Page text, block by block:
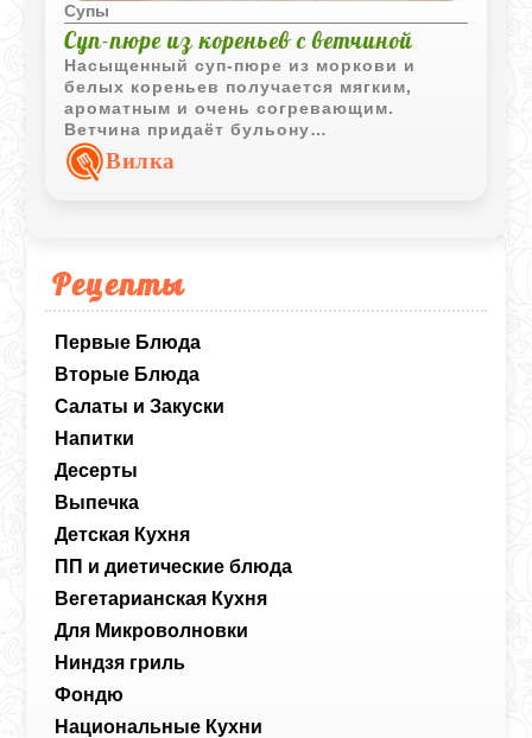
Рецепты
Первые Блюда
Вторые Блюда
Салаты и Закуски
Напитки
Десерты
Выпечка
Детская Кухня
ПП и диетические блюда
Вегетарианская Кухня
Для Микроволновки
Ниндзя гриль
Фондю
Национальные Кухни
Супы
Суп-пюре из кореньев с ветчиной
Насыщенный суп-пюре из моркови и
белых кореньев получается мягким,
ароматным и очень согревающим.
Ветчина придаёт бульону
выразительный вкус, а хлеб делает
текстуру супа более бархатистой.
Вилка